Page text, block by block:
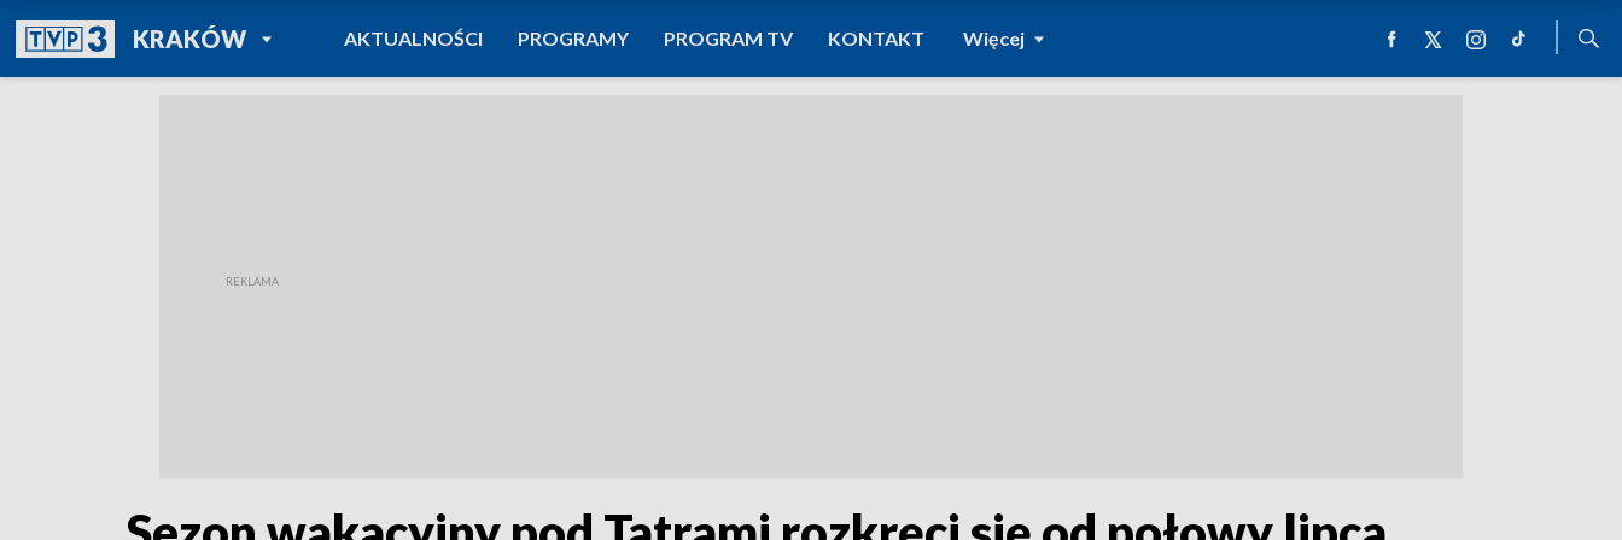
KRAKÓWPOWRÓT DO
TVP REGIONY
AKTUALNOŚCI PROGRAMY PROGRAM TV KONTAKT Więcej